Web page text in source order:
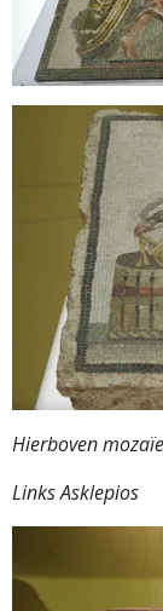
Hierboven
Links Asklepios